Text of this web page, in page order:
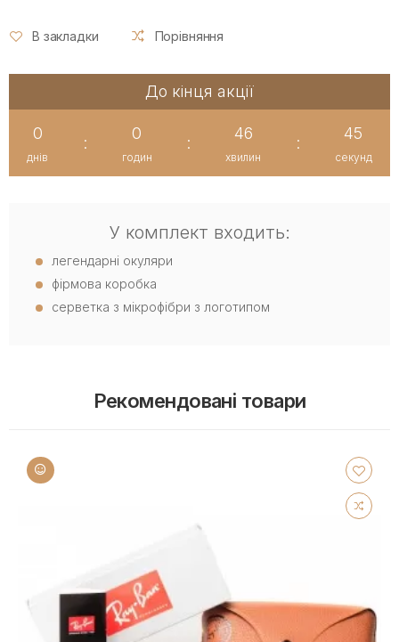
В закладки Порівняння
До кінця акції
0
днів
:
0
годин
:
46
хвилин
:
45
секунд
У комплект входить:
легендарні окуляри
фірмова коробка
серветка з мікрофібри з логотипом
Рекомендовані товари